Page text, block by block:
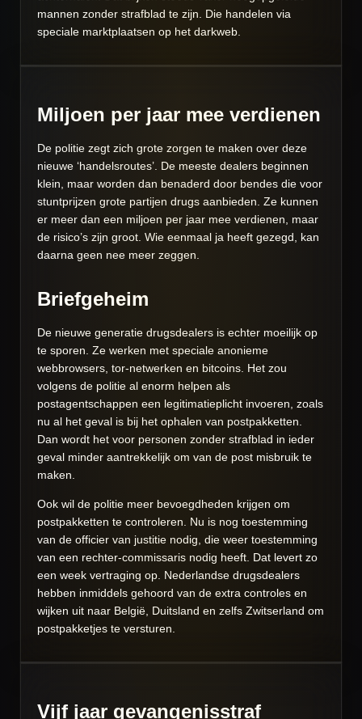
mannen zonder strafblad te zijn. Die handelen via
speciale marktplaatsen op het darkweb.
Miljoen per jaar mee verdienen
De politie zegt zich grote zorgen te maken over deze
nieuwe ‘handelsroutes’. De meeste dealers beginnen
klein, maar worden dan benaderd door bendes die voor
stuntprijzen grote partijen drugs aanbieden. Ze kunnen
er meer dan een miljoen per jaar mee verdienen, maar
de risico’s zijn groot. Wie eenmaal ja heeft gezegd, kan
daarna geen nee meer zeggen.
Briefgeheim
De nieuwe generatie drugsdealers is echter moeilijk op
te sporen. Ze werken met speciale anonieme
webbrowsers, tor-netwerken en bitcoins. Het zou
volgens de politie al enorm helpen als
postagentschappen een legitimatieplicht invoeren, zoals
nu al het geval is bij het ophalen van postpakketten.
Dan wordt het voor personen zonder strafblad in ieder
geval minder aantrekkelijk om van de post misbruik te
maken.
Ook wil de politie meer bevoegdheden krijgen om
postpakketten te controleren. Nu is nog toestemming
van de officier van justitie nodig, die weer toestemming
van een rechter-commissaris nodig heeft. Dat levert zo
een week vertraging op. Nederlandse drugsdealers
hebben inmiddels gehoord van de extra controles en
wijken uit naar België, Duitsland en zelfs Zwitserland om
postpakketjes te versturen.
Vijf jaar gevangenisstraf